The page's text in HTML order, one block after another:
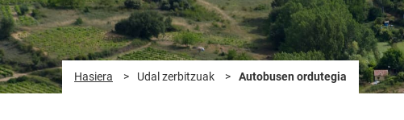
Hasiera > Udal zerbitzuak > Autobusen ordutegia